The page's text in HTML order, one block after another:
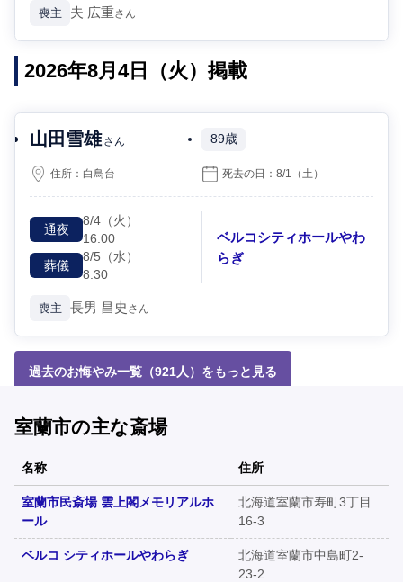
喪主 夫 広重さん
2026年8月4日（火）掲載
山田雪雄 さん 89歳
住所： 白鳥台 死去の日：8/1 （土）
通夜
8/4 （火）
16:00
葬儀
8/5 （水）
8:30
ベルコシティホールやわ
らぎ
喪主 長男 昌史 さん
過去のお悔やみ一覧（921人）をもっと見る
室蘭市の主な斎場
名称 住所
室蘭市民斎場 雲上閣メモリアルホ
ール
北海道室蘭市寿町3丁目
16-3
ベルコ シティホールやわらぎ
北海道室蘭市中島町2-
23-2